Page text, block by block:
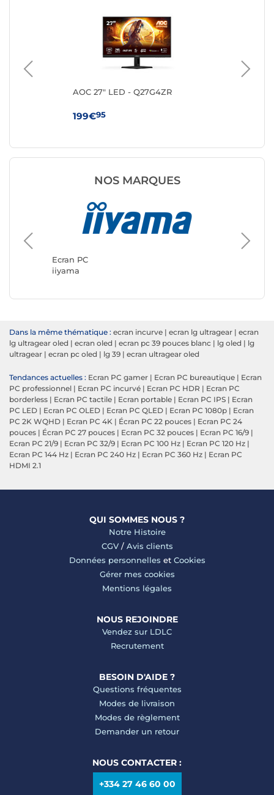
AOC 27" LED - Q27G4ZR
199€95
NOS MARQUES
Ecran PC
iiyama
Ecran
ASUS
Dans la même thématique : ecran incurve | ecran lg ultragear | ecran
lg ultragear oled | ecran oled | ecran pc 39 pouces blanc | lg oled | lg
ultragear | ecran pc oled | lg 39 | ecran ultragear oled
Tendances actuelles : Ecran PC gamer | Ecran PC bureautique | Ecran
PC professionnel | Ecran PC incurvé | Ecran PC HDR | Ecran PC
borderless | Ecran PC tactile | Ecran portable | Ecran PC IPS | Ecran
PC LED | Ecran PC OLED | Ecran PC QLED | Ecran PC 1080p | Ecran
PC 2K WQHD | Ecran PC 4K | Écran PC 22 pouces | Ecran PC 24
pouces | Écran PC 27 pouces | Ecran PC 32 pouces | Ecran PC 16/9 |
Ecran PC 21/9 | Ecran PC 32/9 | Ecran PC 100 Hz | Ecran PC 120 Hz |
Ecran PC 144 Hz | Ecran PC 240 Hz | Ecran PC 360 Hz | Ecran PC
HDMI 2.1
QUI SOMMES NOUS ?
Notre Histoire
CGV/ Avis clients
Données personnelles et Cookies
Gérer mes cookies
Mentions légales
NOUS REJOINDRE
Vendez sur LDLC
Recrutement
BESOIN D'AIDE ?
Questions fréquentes
Modes de livraison
Modes de règlement
Demander un retour
NOUS CONTACTER :
+334 27 46 60 00